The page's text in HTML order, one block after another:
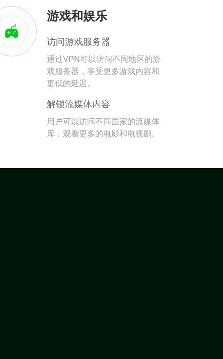
游戏和娱乐
访问游戏服务器
通过VPN可以访问不同地区的游
戏服务器，享受更多游戏内容和
更低的延迟。
解锁流媒体内容
用户可以访问不同国家的流媒体
库，观看更多的电影和电视剧。